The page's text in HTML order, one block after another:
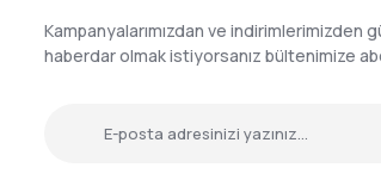
Kampanyalarımızdan ve indirimlerimizden
haberdar olmak istiyorsanız bültenimize